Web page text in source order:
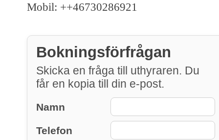
Mobil: ++46730286921
Bokningsförfrågan
Skicka en fråga till uthyraren. Du
får en kopia till din e-post.
Namn
Telefon